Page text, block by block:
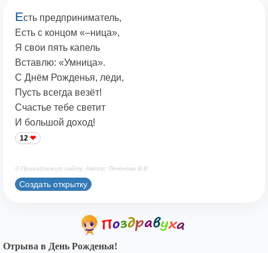
Есть предприниматель,
Есть с концом «–ница»,
Я свои пять капель
Вставлю: «Умница».
С Днём Рожденья, леди,
Пусть всегда везёт!
Счастье тебе светит
И большой доход!
12
© Принадлежит сайту. Автор: Печенова В.В.
Создать открытку
Отрыва в День Рожденья!